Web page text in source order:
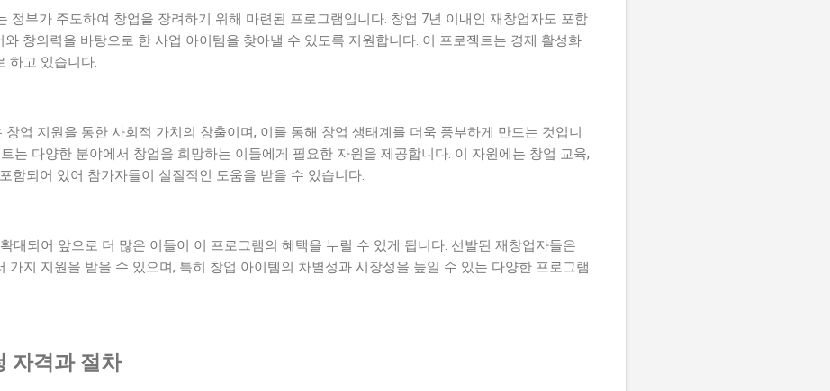
정부가 주도하여 창업을 장려하기 위해 마련된 프로그램입니다. 창업 7년 이내인 재창업자도 포함
와 창의력을 바탕으로 한 사업 아이템을 찾아낼 수 있도록 지원합니다. 이 프로젝트는 경제 활성화
하고 있습니다.
창업 지원을 통한 사회적 가치의 창출이며, 이를 통해 창업 생태계를 더욱 풍부하게 만드는 것입니
트는 다양한 분야에서 창업을 희망하는 이들에게 필요한 자원을 제공합니다. 이 자원에는 창업 교육,
함되어 있어 참가자들이 실질적인 도움을 받을 수 있습니다.
대되어 앞으로 더 많은 이들이 이 프로그램의 혜택을 누릴 수 있게 됩니다. 선발된 재창업자들은
가지 지원을 받을 수 있으며, 특히 창업 아이템의 차별성과 시장성을 높일 수 있는 다양한 프로그램
자격과 절차